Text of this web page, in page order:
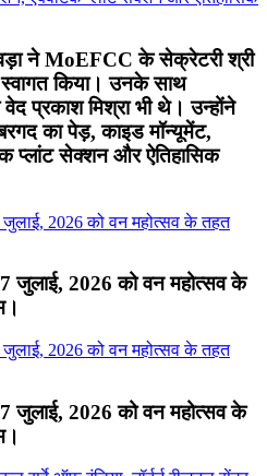
ने MoEFCC के सेक्रेटरी श्री
किया। उनके साथ
प्रकाश मिश्रा भी थे। उन्होंने
का पेड़, काइड मॉन्यूमेंट,
प्लांट सेक्शन और ऐतिहासिक
7 जुलाई, 2026 को वन महोत्सव के
7 जुलाई, 2026 को वन महोत्सव के